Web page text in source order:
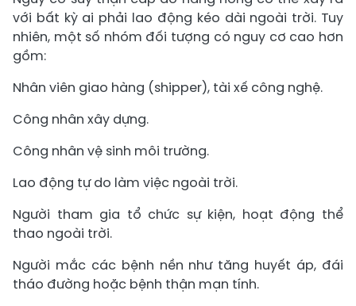
với bất kỳ ai phải lao động kéo dài ngoài trời. Tuy
nhiên, một số nhóm đối tượng có nguy cơ cao hơn
gồm:
Nhân viên giao hàng (shipper), tài xế công nghệ.
Công nhân xây dựng.
Công nhân vệ sinh môi trường.
Lao động tự do làm việc ngoài trời.
Người tham gia tổ chức sự kiện, hoạt động thể
thao ngoài trời.
Người mắc các bệnh nền như tăng huyết áp, đái
tháo đường hoặc bệnh thận mạn tính.